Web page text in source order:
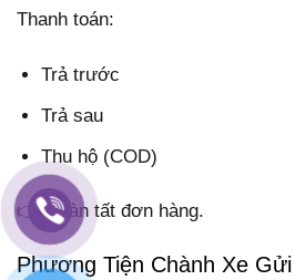
Thanh toán:
Trả trước
Trả sau
Thu hộ (COD)
👉 Hoàn tất đơn hàng.
Phương Tiện Chành Xe